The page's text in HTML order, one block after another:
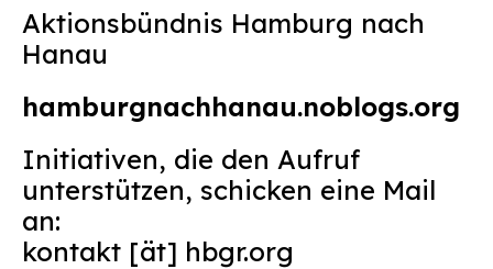
Aktionsbündnis Hamburg nach
Hanau
hamburgnachhanau.noblogs.org
Initiativen, die den Aufruf
unterstützen, schicken eine Mail
an:
kontakt [ät] hbgr.org